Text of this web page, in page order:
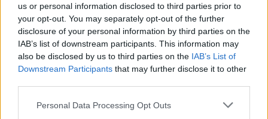
us or personal information disclosed to third parties prior to
your opt-out. You may separately opt-out of the further
disclosure of your personal information by third parties on the
IAB’s list of downstream participants. This information may
also be disclosed by us to third parties on the IAB’s List of
Downstream Participants that may further disclose it to other
Please note that this website/app uses one or more Google
Personal Data Processing Opt Outs
Ez az ámokfutás két dologról szól: a
megszerzett hatalom mindenáron történő
megtartásáról és a másként gondolkodók
ellehetetlenítésére irányuló törekvésekről
(lásd: Róna ügy, Mester Tamás megvádolása,
Dr. Rostával és Dr. Deutsch Zsuzsával történő
elbánás, a DZSH ellen folytatott támadások